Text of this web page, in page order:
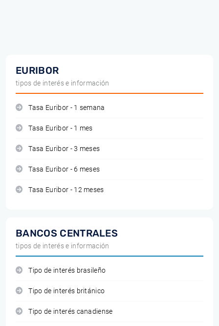
EURIBOR
tipos de interés e información
Tasa Euribor - 1 semana
Tasa Euribor - 1 mes
Tasa Euribor - 3 meses
Tasa Euribor - 6 meses
Tasa Euribor - 12 meses
BANCOS CENTRALES
tipos de interés e información
Tipo de interés brasileño
Tipo de interés británico
Tipo de interés canadiense